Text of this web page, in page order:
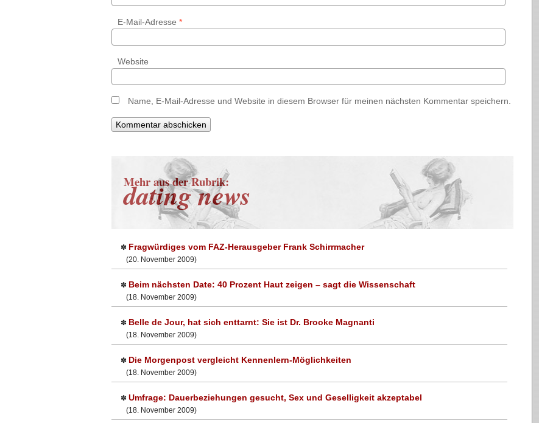
E-Mail-Adresse *
Website
Name, E-Mail-Adresse und Website in diesem Browser für meinen nächsten Kommentar speichern.
Mehr aus der Rubrik:
dating news
✽ Fragwürdiges vom FAZ-Herausgeber Frank Schirrmacher
(20. November 2009)
✽ Beim nächsten Date: 40 Prozent Haut zeigen – sagt die Wissenschaft
(18. November 2009)
✽ Belle de Jour, hat sich enttarnt: Sie ist Dr. Brooke Magnanti
(18. November 2009)
✽ Die Morgenpost vergleicht Kennenlern-Möglichkeiten
(18. November 2009)
✽ Umfrage: Dauerbeziehungen gesucht, Sex und Geselligkeit akzeptabel
(18. November 2009)